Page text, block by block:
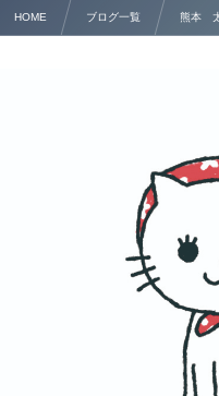
HOME ブログ一覧 熊本 太